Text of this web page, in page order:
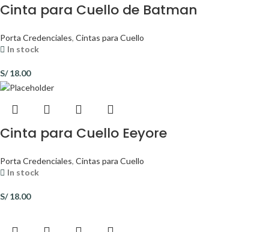
Cinta para Cuello de Batman
Porta Credenciales, Cintas para Cuello
In stock
S/18.00
Cinta para Cuello Eeyore
Porta Credenciales, Cintas para Cuello
In stock
S/18.00